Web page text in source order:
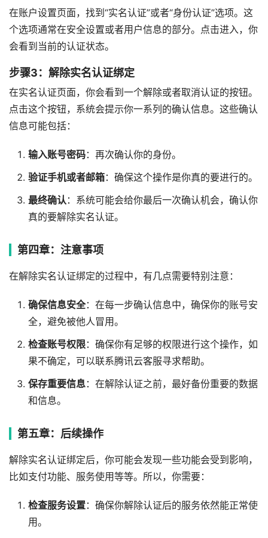
在账户设置页面，找到“实名认证”或者“身份认证”选项。这
个选项通常在安全设置或者用户信息的部分。点击进入，你
会看到当前的认证状态。
步骤3：解除实名认证绑定
在实名认证页面，你会看到一个解除或者取消认证的按钮。
点击这个按钮，系统会提示你一系列的确认信息。这些确认
信息可能包括：
输入账号密码：再次确认你的身份。
验证手机或者邮箱：确保这个操作是你真的要进行的。
最终确认 ：系统可能会给你最后一次确认机会，确认你
真的要解除实名认证。
第四章：注意事项
在解除实名认证绑定的过程中，有几点需要特别注意：
确保信息安全：在每一步确认信息中，确保你的账号安
全，避免被他人冒用。
检查账号权限：确保你有足够的权限进行这个操作，如
果不确定，可以联系腾讯云客服寻求帮助。
保存重要信息：在解除认证之前，最好备份重要的数据
和信息。
第五章：后续操作
解除实名认证绑定后，你可能会发现一些功能会受到影响，
比如支付功能、服务使用等等。所以，你需要：
检查服务设置：确保你解除认证后的服务依然能正常使
用。